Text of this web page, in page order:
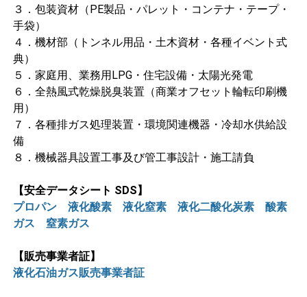
３．包装資材（PE製品・パレット・コンテナ・テープ・
手袋）
４．機材部（トンネル用品・土木資材・各種イベント式
典）
５．家庭用、業務用LPG・住宅設備・太陽光発電
６．全熱風式乾燥脱臭装置（商業オフセット輪転印刷機
用）
７．各種排ガス処理装置・環境関連機器・冷却水供給設
備
８．機械器具設置工事及び管工事設計・施工請負
【安全データシート SDS】
プロパン
液化酸素 液化窒素 液化二酸化炭素
酸素
ガス
窒素ガス
【販売事業者証】
液化石油ガス販売事業者証